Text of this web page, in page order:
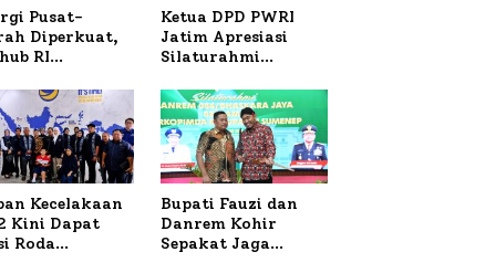
Pusat-
Diperkuat,
RI
Bahas
KM
Sentosa II
Ketua DPD PWRI
Jatim Apresiasi
Silaturahmi
dan PWRI, Sebut
Kemitraan Ideal
Polri-Pers
Kecelakaan
Kini Dapat
Roda
Bupati Fauzi dan
Danrem Kohir
Sepakat Jaga